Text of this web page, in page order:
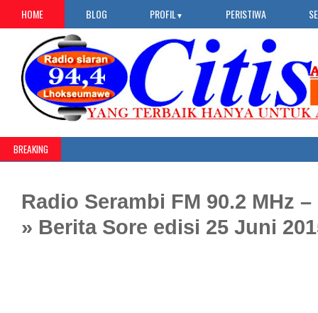
HOME BLOG PROFIL ▼ PERISTIWA
BREAKING
Radio Serambi FM 90.2 MHz
» Berita Sore edisi 25 Juni